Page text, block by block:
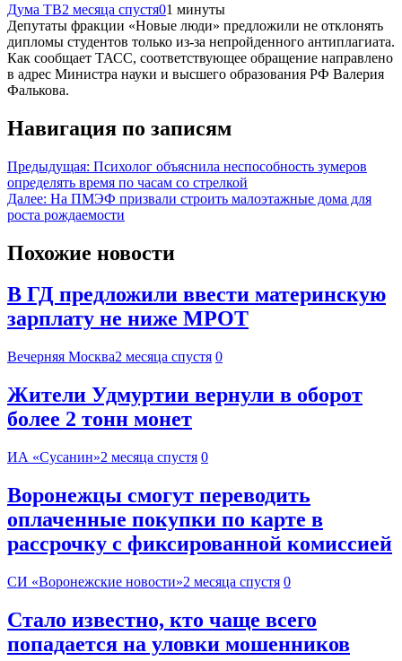
Дума ТВ2 месяца спустя01 минуты
Депутаты фракции «Новые люди» предложили не отклонять
дипломы студентов только из-за непройденного антиплагиата.
Как сообщает ТАСС, соответствующее обращение направлено
в адрес Министра науки и высшего образования РФ Валерия
Фалькова.
Навигация по записям
Предыдущая: Психолог объяснила неспособность зумеров
определять время по часам со стрелкой
Далее: На ПМЭФ призвали строить малоэтажные дома для
роста рождаемости
Похожие новости
В ГД предложили ввести материнскую
зарплату не ниже МРОТ
Вечерняя Москва2 месяца спустя 0
Жители Удмуртии вернули в оборот
более 2 тонн монет
ИА «Сусанин»2 месяца спустя 0
Воронежцы смогут переводить
оплаченные покупки по карте в
рассрочку с фиксированной комиссией
СИ «Воронежские новости»2 месяца спустя 0
Стало известно, кто чаще всего
попадается на уловки мошенников